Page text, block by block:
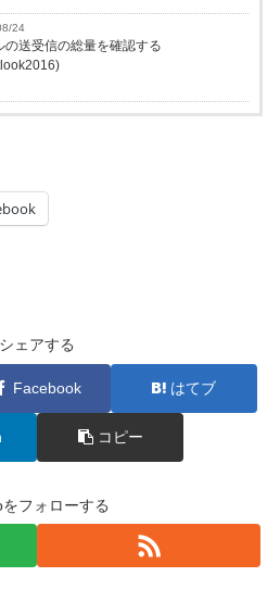
24
の送受信の総量を確認する
シェアする
Facebook はてブ
コピー
フォローする